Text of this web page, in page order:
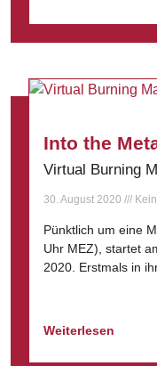
Into the
Virtual Burning
30. August 2020
Pünktlich um eine
Uhr MEZ), startet
2020. Erstmals in
Weiterlesen